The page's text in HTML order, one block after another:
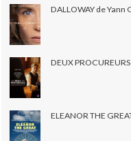
DALLOWAY de Yann
DEUX
ELEANOR THE